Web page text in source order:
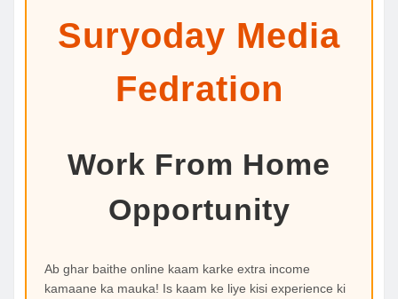
Suryoday Media
Fedration
Work From Home
Opportunity
Ab ghar baithe online kaam karke extra income
kamaane ka mauka! Is kaam ke liye kisi experience ki